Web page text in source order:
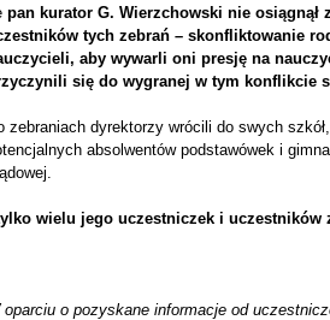
pan kurator G. Wierzchowski nie
tych zebrań – skonfliktowanie
aby wywarli oni presję na
się do wygranej w tym konflikcie
zebraniach dyrektorzy wrócili do swych
absolwentów podstawówek i
wielu jego uczestniczek i uczestników
oparciu o pozyskane informacje od